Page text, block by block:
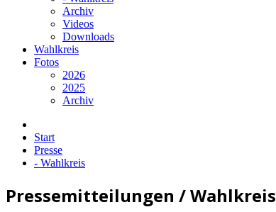
Archiv
Videos
Downloads
Wahlkreis
Fotos
2026
2025
Archiv
Start
Presse
- Wahlkreis
Pressemitteilungen / Wahlkreis